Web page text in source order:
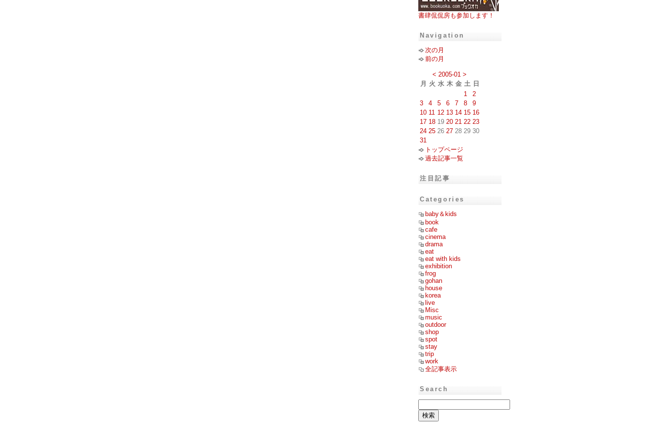
書肆侃侃房も参加します！
Navigation
次の月
前の月
< 2005-01 >
月
火 水 木 金 土 日
1
2
3
4 5 6 7 8
9
10 11 12 13 14 15 16
17 18 19 20 21 22 23
24 25 26 27 28 29 30
31
トップページ
過去記事一覧
注目記事
Categories
baby＆kids
book
cafe
cinema
drama
eat
eat with kids
exhibition
frog
gohan
house
korea
live
Misc
music
outdoor
shop
spot
stay
trip
work
全記事表示
Search